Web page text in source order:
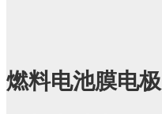
燃料电池膜电极